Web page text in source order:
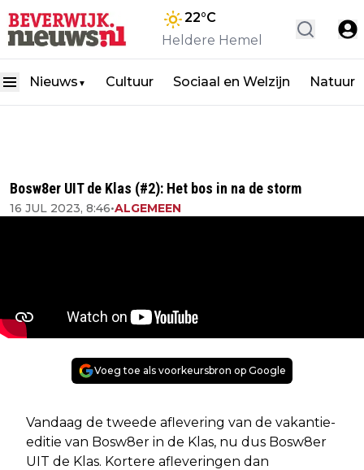
22°C
Heldere Hemel
Nieuws ▼ Cultuur Sociaal en Welzijn Natuur
Bosw8er UIT de Klas (#2): Het bos in na de storm
16 JUL 2023, 8:46•ALGEMEEN
Voeg toe als voorkeursbron op Google
Vandaag de tweede aflevering van de vakantie-
editie van Bosw8er in de Klas, nu dus Bosw8er
UIT de Klas. Kortere afleveringen dan